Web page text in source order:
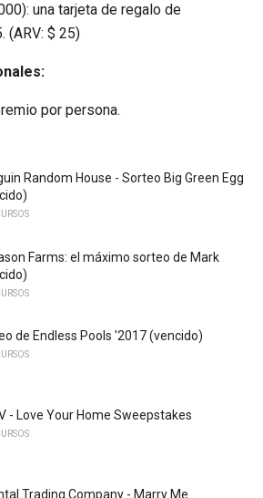
una tarjeta de regalo de
(ARV: $ 25)
por persona.
Random House - Sorteo Big Green Egg
Farms: el máximo sorteo de Mark
de Endless Pools '2017 (vencido)
- Love Your Home Sweepstakes
Trading Company - Marry Me